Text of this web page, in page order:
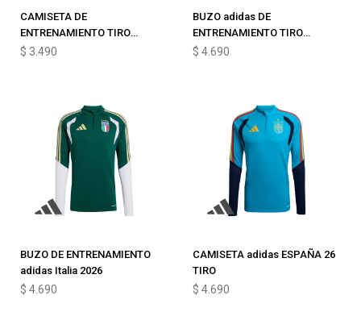
CAMISETA DE
ENTRENAMIENTO TIRO
ALEMANIA 26
$ 3.490
BUZO adidas DE
ENTRENAMIENTO TIRO
TRAINING ALEMANIA 26
$ 4.690
BUZO DE ENTRENAMIENTO
adidas Italia 2026
$ 4.690
CAMISETA adidas ESPAÑA 26
TIRO
$ 4.690